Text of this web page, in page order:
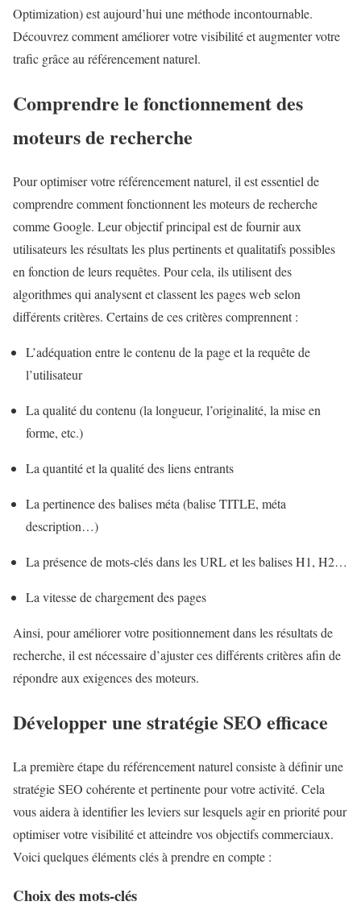
Optimization) est aujourd’hui une méthode incontournable.
Découvrez comment améliorer votre visibilité et augmenter votre
trafic grâce au référencement naturel.
Comprendre le fonctionnement des
moteurs de recherche
Pour optimiser votre référencement naturel, il est essentiel de
comprendre comment fonctionnent les moteurs de recherche
comme Google. Leur objectif principal est de fournir aux
utilisateurs les résultats les plus pertinents et qualitatifs possibles
en fonction de leurs requêtes. Pour cela, ils utilisent des
algorithmes qui analysent et classent les pages web selon
différents critères. Certains de ces critères comprennent :
L’adéquation entre le contenu de la page et la requête de
l’utilisateur
La qualité du contenu (la longueur, l’originalité, la mise en
forme, etc.)
La quantité et la qualité des liens entrants
La pertinence des balises méta (balise TITLE, méta
description…)
La présence de mots-clés dans les URL et les balises H1, H2…
La vitesse de chargement des pages
Ainsi, pour améliorer votre positionnement dans les résultats de
recherche, il est nécessaire d’ajuster ces différents critères afin de
répondre aux exigences des moteurs.
Développer une stratégie SEO efficace
La première étape du référencement naturel consiste à définir une
stratégie SEO cohérente et pertinente pour votre activité. Cela
vous aidera à identifier les leviers sur lesquels agir en priorité pour
optimiser votre visibilité et atteindre vos objectifs commerciaux.
Voici quelques éléments clés à prendre en compte :
Choix des mots-clés